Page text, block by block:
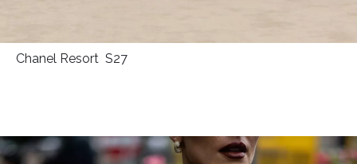
Chanel Resort S27